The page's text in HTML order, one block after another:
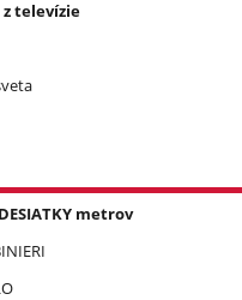
televízie
metrov